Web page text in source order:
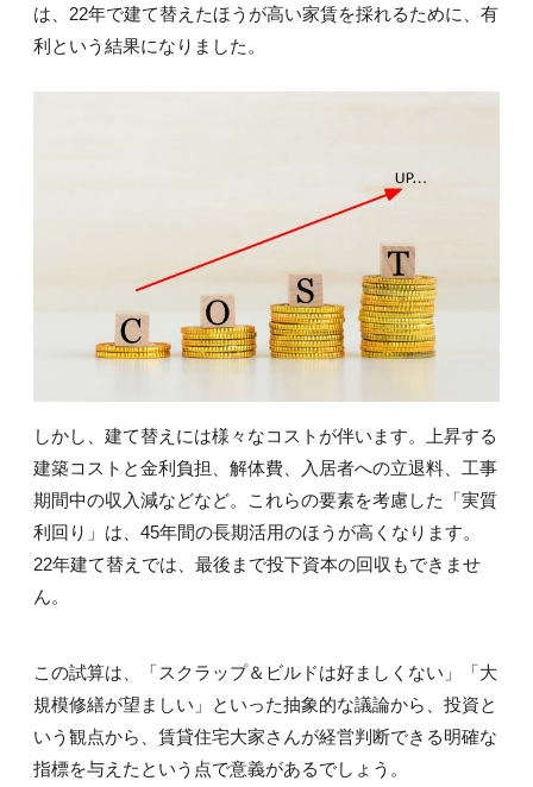
は、22年で建て替えたほうが高い家賃を採れるために、有
利という結果になりました。
しかし、建て替えには様々なコストが伴います。上昇する
建築コストと金利負担、解体費、入居者への立退料、工事
期間中の収入減などなど。これらの要素を考慮した「実質
利回り」は、45年間の長期活用のほうが高くなります。
22年建て替えでは、最後まで投下資本の回収もできませ
ん。
この試算は、「スクラップ＆ビルドは好ましくない」「大
規模修繕が望ましい」といった抽象的な議論から、投資と
いう観点から、賃貸住宅大家さんが経営判断できる明確な
指標を与えたという点で意義があるでしょう。